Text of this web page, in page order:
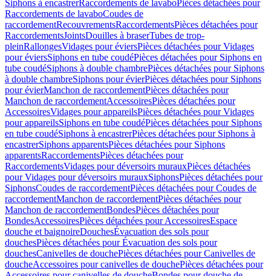
Siphons à encastrerRaccordements de lavaboPièces détachées pour
Raccordements de lavaboCoudes de
raccordementRecouvrementsRaccordementsPièces détachées pour
RaccordementsJointsDouilles à braserTubes de trop-
pleinRallongesVidages pour éviersPièces détachées pour Vidages
pour éviersSiphons en tube coudéPièces détachées pour Siphons en
tube coudéSiphons à double chambrePièces détachées pour Siphons
à double chambreSiphons pour évierPièces détachées pour Siphons
pour évierManchon de raccordementPièces détachées pour
Manchon de raccordementAccessoiresPièces détachées pour
AccessoiresVidages pour appareilsPièces détachées pour Vidages
pour appareilsSiphons en tube coudéPièces détachées pour Siphons
en tube coudéSiphons à encastrerPièces détachées pour Siphons à
encastrerSiphons apparentsPièces détachées pour Siphons
apparentsRaccordementsPièces détachées pour
RaccordementsVidages pour déversoirs murauxPièces détachées
pour Vidages pour déversoirs murauxSiphonsPièces détachées pour
SiphonsCoudes de raccordementPièces détachées pour Coudes de
raccordementManchon de raccordementPièces détachées pour
Manchon de raccordementBondesPièces détachées pour
BondesAccessoiresPièces détachées pour AccessoiresEspace
douche et baignoireDouchesÉvacuation des sols pour
douchesPièces détachées pour Évacuation des sols pour
douchesCanivelles de douchePièces détachées pour Canivelles de
doucheAccessoires pour canivelles de douchePièces détachées pour